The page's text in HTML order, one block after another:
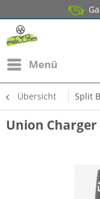
Menü
Übersicht Split
Union Charger